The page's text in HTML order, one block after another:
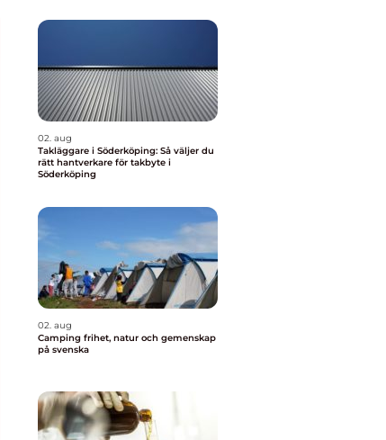
02. aug
Takläggare i Söderköping: Så väljer du
rätt hantverkare för takbyte i
Söderköping
02. aug
Camping frihet, natur och gemenskap
på svenska